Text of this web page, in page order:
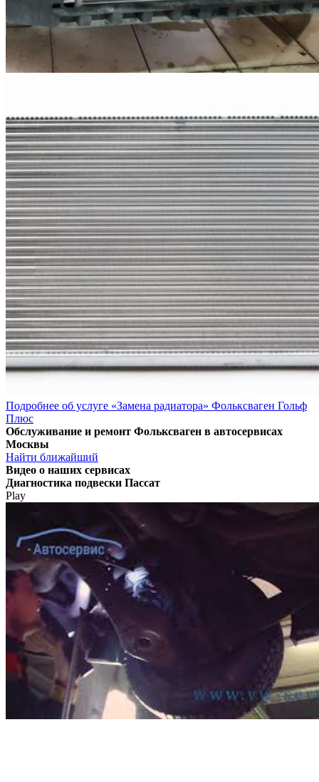
Подробнее об услуге «Замена радиатора» Фольксваген Гольф
Плюс
Обслуживание и ремонт Фольксваген в автосервисах
Москвы
Найти ближайший
Видео о наших сервисах
Диагностика подвески Пассат
Play